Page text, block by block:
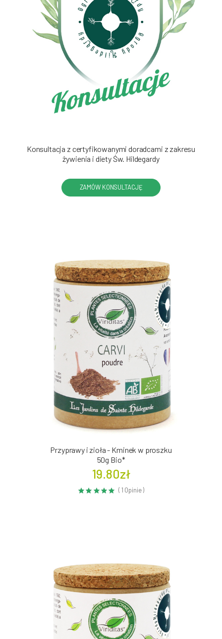
Konsultacja z certyfikowanymi doradcami z zakresu
żywienia i diety Św. Hildegardy
ZAMÓW KONSULTACJĘ
Przyprawy i zioła - Kminek w proszku
50g Bio*
19.80zł
( 1 Opinie )